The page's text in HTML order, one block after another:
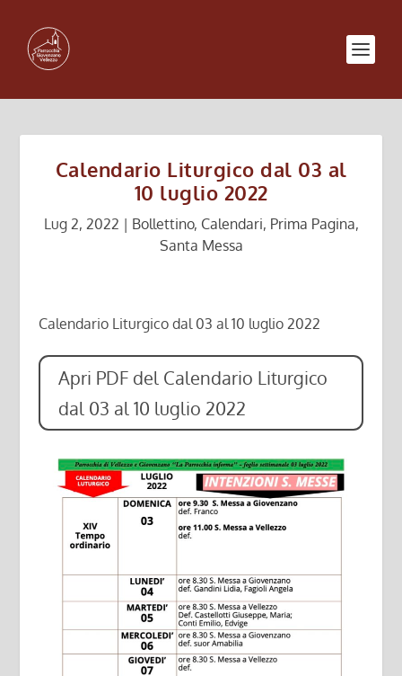
Calendario Liturgico dal 03 al
10 luglio 2022
Lug 2, 2022 | Bollettino, Calendari, Prima Pagina,
Santa Messa
Calendario Liturgico dal 03 al 10 luglio 2022
Apri PDF del Calendario Liturgico
dal 03 al 10 luglio 2022